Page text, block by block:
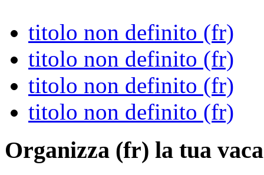
titolo non definito (fr)
titolo non definito (fr)
titolo non definito (fr)
titolo non definito (fr)
Organizza (fr) la tua